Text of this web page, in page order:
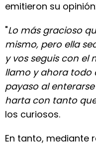
emitieron su
"Lo más gracioso
mismo, pero ella
y vos seguis con el
llamo y ahora todo
payaso al
harta con tanto
los curiosos.
En tanto, mediante